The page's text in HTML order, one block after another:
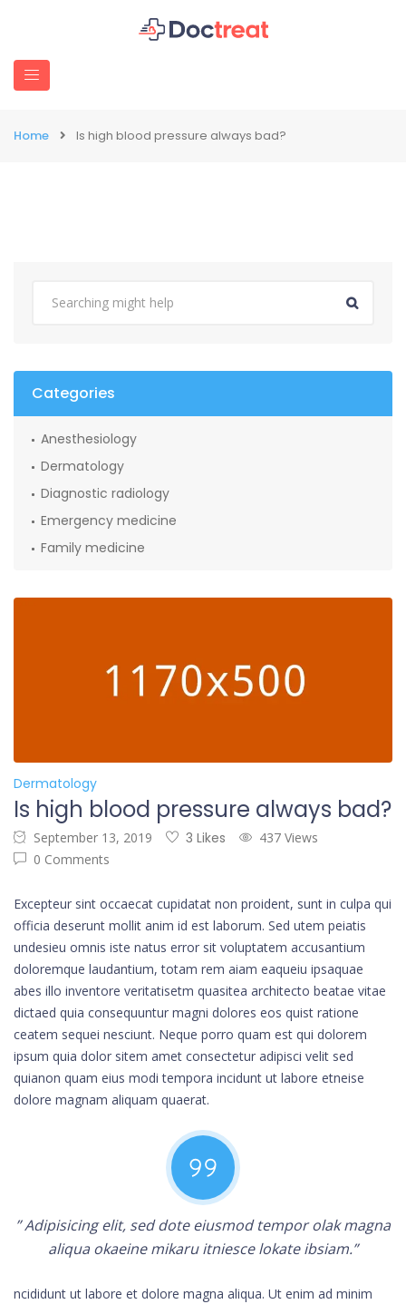
Home Is high blood pressure always bad?
Dermatology
Is high blood pressure always bad?
September 13, 2019 3 Likes
437 Views
0 Comments
Excepteur sint occaecat cupidatat non proident, sunt in culpa qui
officia deserunt mollit anim id est laborum. Sed utem peiatis
undesieu omnis iste natus error sit voluptatem accusantium
doloremque laudantium, totam rem aiam eaqueiu ipsaquae
abes illo inventore veritatisetm quasitea architecto beatae vitae
dictaed quia consequuntur magni dolores eos quist ratione
ceatem sequei nesciunt. Neque porro quam est qui dolorem
ipsum quia dolor sitem amet consectetur adipisci velit sed
quianon quam eius modi tempora incidunt ut labore etneise
dolore magnam aliquam quaerat.
” Adipisicing elit, sed dote eiusmod tempor olak magna
aliqua okaeine mikaru itniesce lokate ibsiam.”
ncididunt ut labore et dolore magna aliqua. Ut enim ad minim
Categories
Anesthesiology
Dermatology
Diagnostic radiology
Emergency medicine
Family medicine